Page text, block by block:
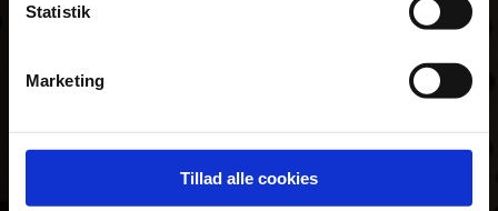
Statistik
Marketing
Tillad alle cookies
KARAKTER